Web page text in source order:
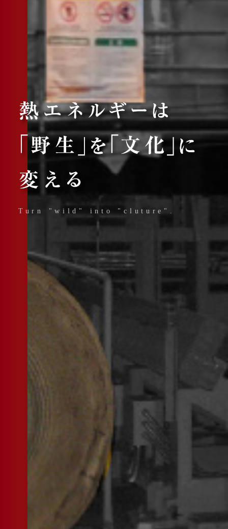
Turn "wild" into "cluture".